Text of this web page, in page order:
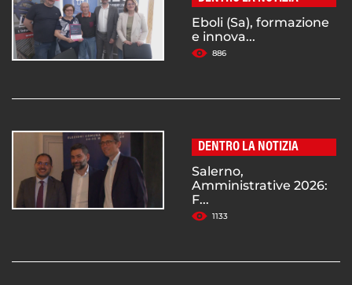
Eboli (Sa), formazione
e innova...
886
DENTRO LA NOTIZIA
Salerno,
Amministrative 2026:
F...
1133